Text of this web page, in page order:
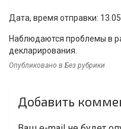
Дата, время отправки:
Наблюдаются проблемы в
декларирования.
Опубликовано в Без рубрики
по
Добавить